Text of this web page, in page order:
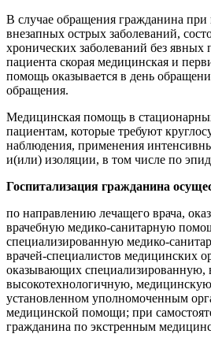
В случае обращения гражданина при
внезапных острых заболеваний,
хронических заболеваний без явных
пациента скорая медицинская и
помощь оказывается в день
обращения.
Медицинская помощь в
пациентам, которые требуют
наблюдения, применения
и(или) изоляции, в том числе по
Госпитализация гражданина
по направлению лечащего врача,
врачебную медико-санитарную
специализированную медико-
врачей-специалистов медицинских
оказывающих специализированную,
высокотехнологичную,
установленном уполномоченным
медицинской помощи; при
гражданина по экстренным